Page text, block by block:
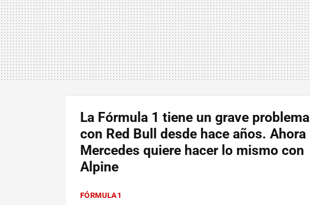
La Fórmula 1 tiene un grave problema
con Red Bull desde hace años. Ahora
Mercedes quiere hacer lo mismo con
Alpine
FÓRMULA1